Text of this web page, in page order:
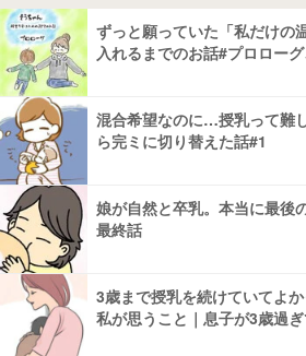
ずっと願っていた「私だけの
入れるまでのお話#プロロー
混合希望なのに…授乳って難
ら完ミに切り替えた話#1
娘が自然と卒乳。本当に最後
最終話
3歳まで授乳を続けていてよ
私が思うこと｜息子が3歳過